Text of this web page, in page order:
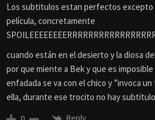
Los subtitulos estan perfectos excepto
película, concretamente
cuando están en el desierto y la diosa
por que miente a Bek y que es imposible
enfadada se va con el chico y ”invoca
ella, durante ese trocito no hay
Reply